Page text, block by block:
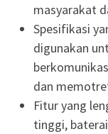
masyarakat
Spesifikasi
digunakan
dan
Fitur yang
tinggi,